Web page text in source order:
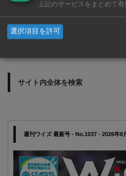
サイト内全体を検索
週刊ワイズ 最新号 - No.1037 - 2026年8
上記のサービスをまとめて
選択項目を許可